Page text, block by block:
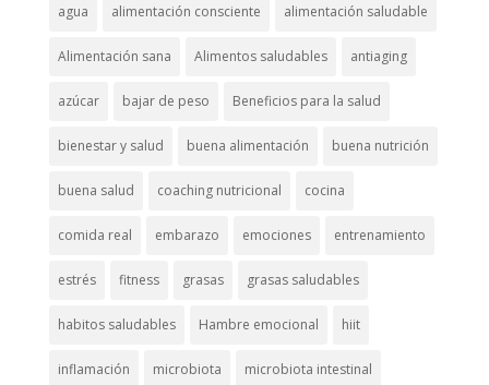
agua alimentación consciente alimentación saludable
Alimentación sana Alimentos saludables antiaging
azúcar bajar de peso Beneficios para la salud
bienestar y salud buena alimentación buena nutrición
buena salud coaching nutricional cocina
comida real embarazo emociones entrenamiento
estrés fitness grasas grasas saludables
habitos saludables Hambre emocional hiit
inflamación microbiota microbiota intestinal